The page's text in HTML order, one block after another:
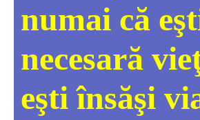
numai că
necesară
eşti însăşi